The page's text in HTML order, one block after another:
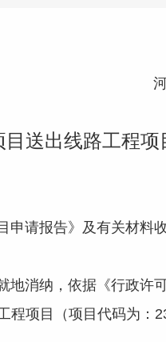
送出线路工程项
请报告》及有关材料
消纳，依据《行政许
程项目（项目代码为：